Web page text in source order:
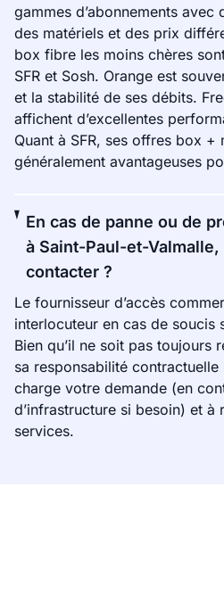
gammes d’abonnements
des matériels et des prix
box fibre les moins chères
SFR et Sosh. Orange est
et la stabilité de ses débits.
affichent d’excellentes
Quant à SFR, ses offres box +
généralement avantageuses
En cas de panne ou de
à Saint-Paul-et-
contacter ?
Le fournisseur d’accès
interlocuteur en cas de soucis
Bien qu’il ne soit pas toujours
sa responsabilité contractuelle
charge votre demande (en
d’infrastructure si besoin) et
services.